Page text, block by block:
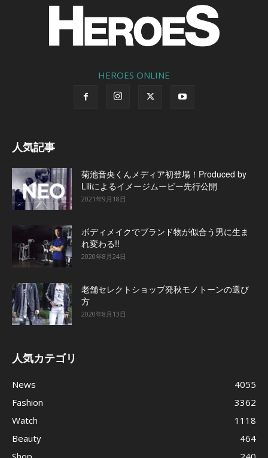
HEROES ONLINE
人気記事
菊池音央くんメディア初登場！Produced by
Liliによるイメージムービー先行公開
2021年9月18日
ボディメイクでブランド物が似合う男に生ま
れ変わる!!
2020年8月24日
老舗セレクトショップ発秋モノトーンの選び
方
2020年8月13日
人気カテゴリ
News
4055
Fashion
3362
Watch
1118
Beauty
464